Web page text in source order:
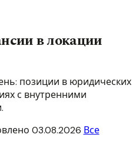
в локации
позиции в юридических
с внутренними
03.08.2026 Все